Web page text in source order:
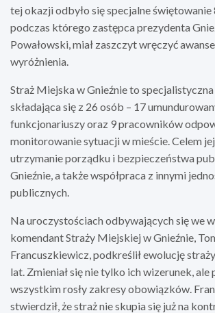
tej okazji odbyło się specjalne świętowanie
podczas którego zastępca prezydenta
Powałowski, miał zaszczyt wręczyć
wyróżnienia.
Straż Miejska w Gnieźnie to
składająca się z 26 osób – 17
funkcjonariuszy oraz 9 pracowników
monitorowanie sytuacji w mieście. Celem
utrzymanie porządku i bezpieczeństwa
Gnieźnie, a także współpraca z innymi
publicznych.
Na uroczystościach odbywających się we
komendant Straży Miejskiej w Gnieźnie,
Francuszkiewicz, podkreślił ewolucję
lat. Zmieniał się nie tylko ich wizerunek, ale
wszystkim rosły zakresy obowiązków.
stwierdził, że straż nie skupia się już na